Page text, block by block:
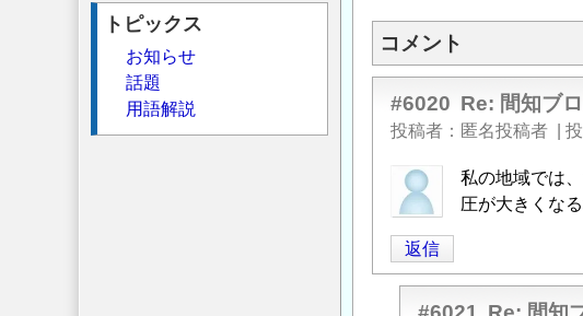
コメント
#6020 Re: 間知ブ
投稿者 匿名投稿者
私の地域では
圧が大きくな
返信
トピックス
お知らせ
話題
用語解説